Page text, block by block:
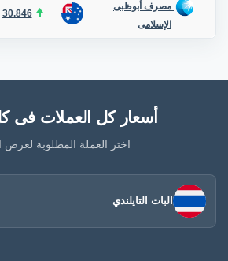
مصرف أبوظبى
الإسلامى
30.846
أسعار كل العملات فى
اختر العملة المطلوبة لعرض
البات التايلندي